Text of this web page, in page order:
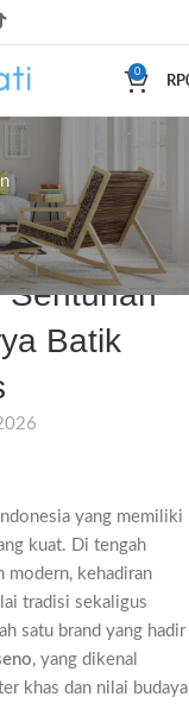
0
RP
Sentuhan
Batik
yang memiliki
kuat. Di tengah
modern, kehadiran
tradisi sekaligus
satu brand yang hadir
, yang dikenal
khas dan nilai budaya